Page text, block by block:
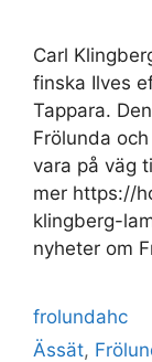
Carl
finska Ilves
Tappara.
Frölunda
vara på väg
mer https://
klingberg-
nyheter om
Categories
frolundahc
Tags
Ässät,